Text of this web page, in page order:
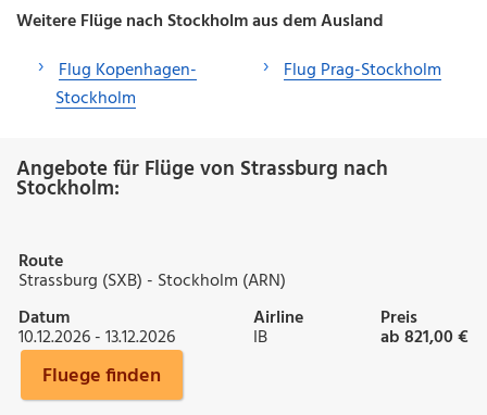
Weitere Flüge nach Stockholm aus dem Ausland
Flug Kopenhagen-
Stockholm
Flug Prag-Stockholm
Angebote für Flüge von Strassburg nach
Stockholm:
Route
Strassburg (SXB) - Stockholm (ARN)
Datum
10.12.2026 - 13.12.2026
Airline
IB
Preis
ab 821,00 €
Fluege finden